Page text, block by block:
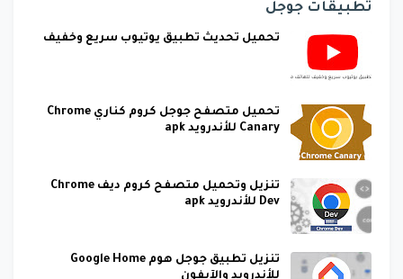
تطبيقات جوجل
تحميل تحديث تطبيق يوتيوب سريع وخفيف
تحميل متصفح جوجل كروم كناري Chrome
Canary للأندرويد apk
تنزيل وتحميل متصفح كروم ديف Chrome
Dev للأندرويد apk
تنزيل تطبيق جوجل هوم Google Home
للأندرويد والآيفون